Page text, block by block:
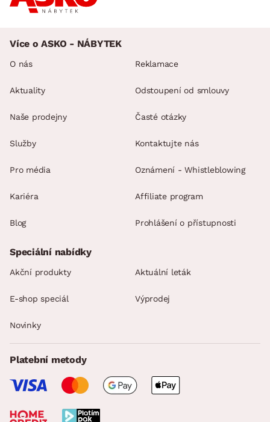
Více o ASKO - NÁBYTEK
O nás
Aktuality
Naše prodejny
Služby
Pro média
Kariéra
Blog
Reklamace
Odstoupení od smlouvy
Časté otázky
Kontaktujte nás
Oznámení - Whistleblowing
Affiliate program
Prohlášení o přístupnosti
Speciální nabídky
Akční produkty Aktuální leták
E-shop speciál Výprodej
Novinky
Platební metody